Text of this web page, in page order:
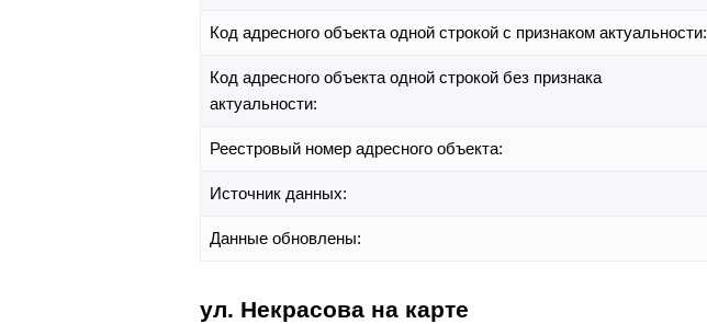
Код адресного объекта одной строкой с признаком актуальности:
Код адресного объекта одной строкой без признака
актуальности:
Реестровый номер адресного объекта:
Источник данных:
Данные обновлены:
ул. Некрасова на карте